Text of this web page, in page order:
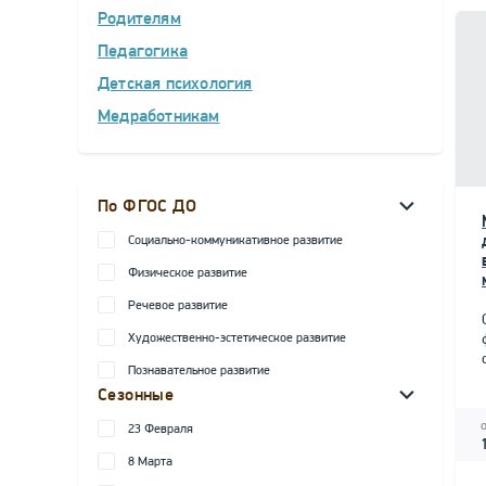
Родителям
Педагогика
Детская психология
Медработникам
По ФГОС ДО
Социально-коммуникативное развитие
Физическое развитие
Речевое развитие
Художественно-эстетическое развитие
Познавательное развитие
Сезонные
23 Февраля
8 Марта